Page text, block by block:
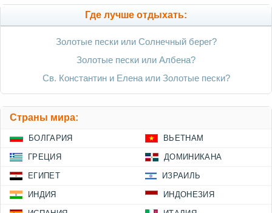
Где лучше отдыхать:
Золотые пески или Солнечный берег?
Золотые пески или Албена?
Св. Константин и Елена или Золотые пески?
Страны мира:
БОЛГАРИЯ ВЬЕТНАМ
ГРЕЦИЯ ДОМИНИКАНА
ЕГИПЕТ ИЗРАИЛЬ
ИНДИЯ ИНДОНЕЗИЯ